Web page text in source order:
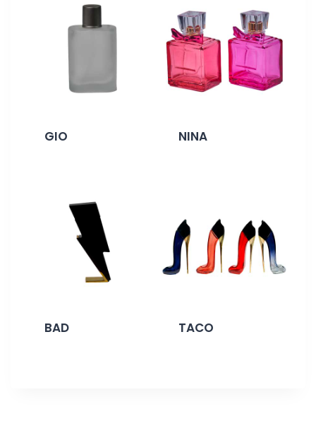
GIO NINA
BAD TACO